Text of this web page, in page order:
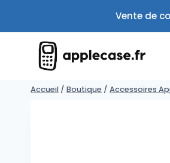
contenu
Vente de
Accueil / Boutique / Accessoires